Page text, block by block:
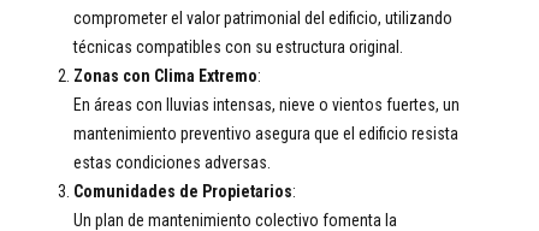
comprometer el valor patrimonial del edificio, utilizando
técnicas compatibles con su estructura original.
Zonas con Clima Extremo:
En áreas con lluvias intensas, nieve o vientos fuertes, un
mantenimiento preventivo asegura que el edificio resista
estas condiciones adversas.
Comunidades de Propietarios:
Un plan de mantenimiento colectivo fomenta la